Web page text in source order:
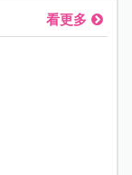
看更多